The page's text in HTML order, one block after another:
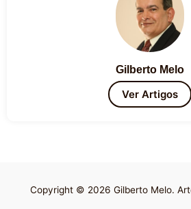
Gilberto Melo
Ver Artigos
Copyright © 2026 Gilberto Melo.